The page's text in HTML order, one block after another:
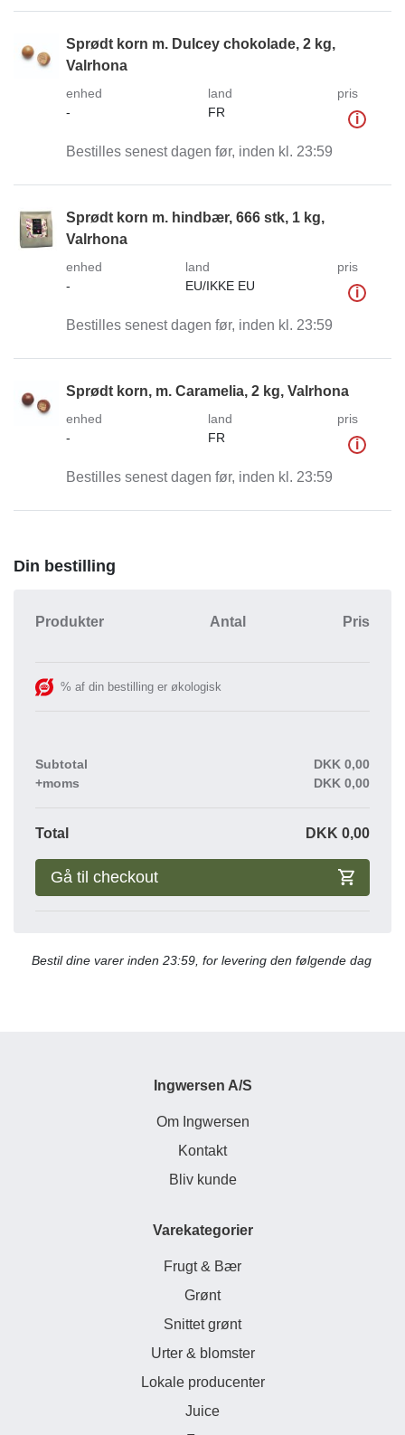
Sprødt korn m. Dulcey chokolade, 2 kg,
Valrhona
enhed
-
land
FR
pris
i
Bestilles senest dagen før, inden kl. 23:59
Sprødt korn m. hindbær, 666 stk, 1 kg,
Valrhona
enhed
-
land
EU/IKKE EU
pris
i
Bestilles senest dagen før, inden kl. 23:59
Sprødt korn, m. Caramelia, 2 kg, Valrhona
enhed
-
land
FR
pris
i
Bestilles senest dagen før, inden kl. 23:59
Din bestilling
Produkter Antal Pris
% af din bestilling er økologisk
Subtotal DKK 0,00
+moms
DKK 0,00
Total DKK 0,00
Gå til checkout
Bestil dine varer inden 23:59, for levering den følgende dag
Ingwersen A/S
Om Ingwersen
Kontakt
Bliv kunde
Varekategorier
Frugt & Bær
Grønt
Snittet grønt
Urter & blomster
Lokale producenter
Juice